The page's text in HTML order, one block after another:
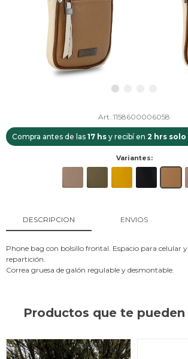
1158600006058
Compra antes de las 17 hs y recibí en 2 hrs
Variantes:
DESCRIPCION ENVIOS
Phone bag con bolsillo frontal. Espacio para celular
repartición.
Correa gruesa de galón regulable y desmontable.
Productos que te